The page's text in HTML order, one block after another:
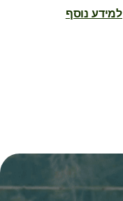
למידע נוסף